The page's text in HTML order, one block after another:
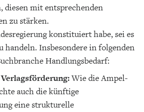
diesen mit entsprechenden
zu stärken.
konstituiert habe, sei es
handeln. Insbesondere in folgenden
Handlungsbedarf:
Wie die Ampel-
auch die künftige
eine strukturelle